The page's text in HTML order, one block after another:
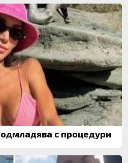
с процедури